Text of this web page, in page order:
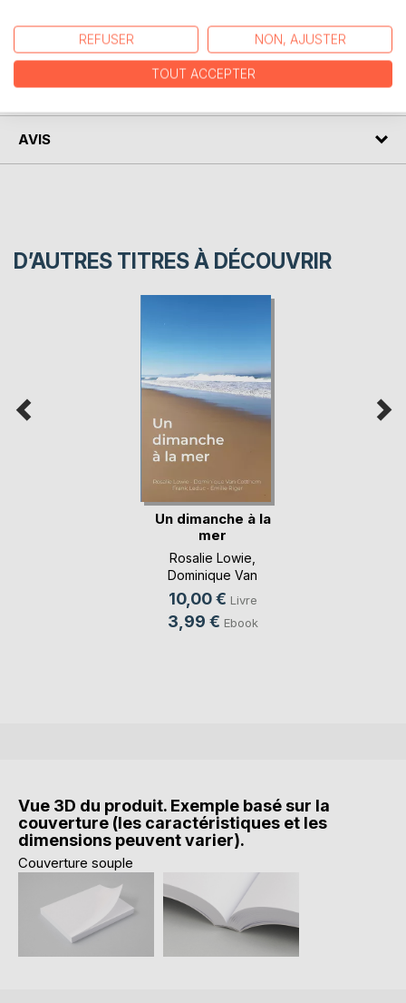
AUTEUR(S)
CRITIQUES PRESSE
AVIS
D’AUTRES TITRES À DÉCOUVRIR
Un dimanche à la
mer
Rosalie Lowie
Dominique Van
Cotthem
10,00 € Livre
3,99 € Ebook
Vue 3D du produit. Exemple basé sur la
couverture (les caractéristiques et les
dimensions peuvent varier).
Couverture souple
REFUSER NON, AJUSTER
TOUT ACCEPTER